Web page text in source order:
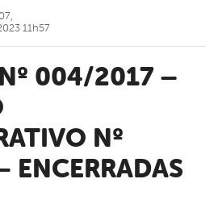
Nº
11h57